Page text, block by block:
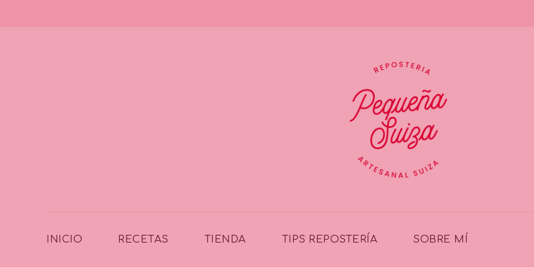
INICIO RECETAS TIENDA TIPS REPOSTERÍA SOBRE MÍ